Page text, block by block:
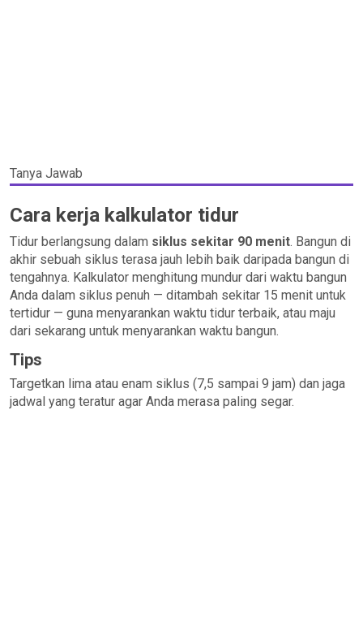
Tanya Jawab
Cara kerja kalkulator tidur
Tidur berlangsung dalam siklus sekitar 90 menit. Bangun di
akhir sebuah siklus terasa jauh lebih baik daripada bangun di
tengahnya. Kalkulator menghitung mundur dari waktu bangun
Anda dalam siklus penuh — ditambah sekitar 15 menit untuk
tertidur — guna menyarankan waktu tidur terbaik, atau maju
dari sekarang untuk menyarankan waktu bangun.
Tips
Targetkan lima atau enam siklus (7,5 sampai 9 jam) dan jaga
jadwal yang teratur agar Anda merasa paling segar.